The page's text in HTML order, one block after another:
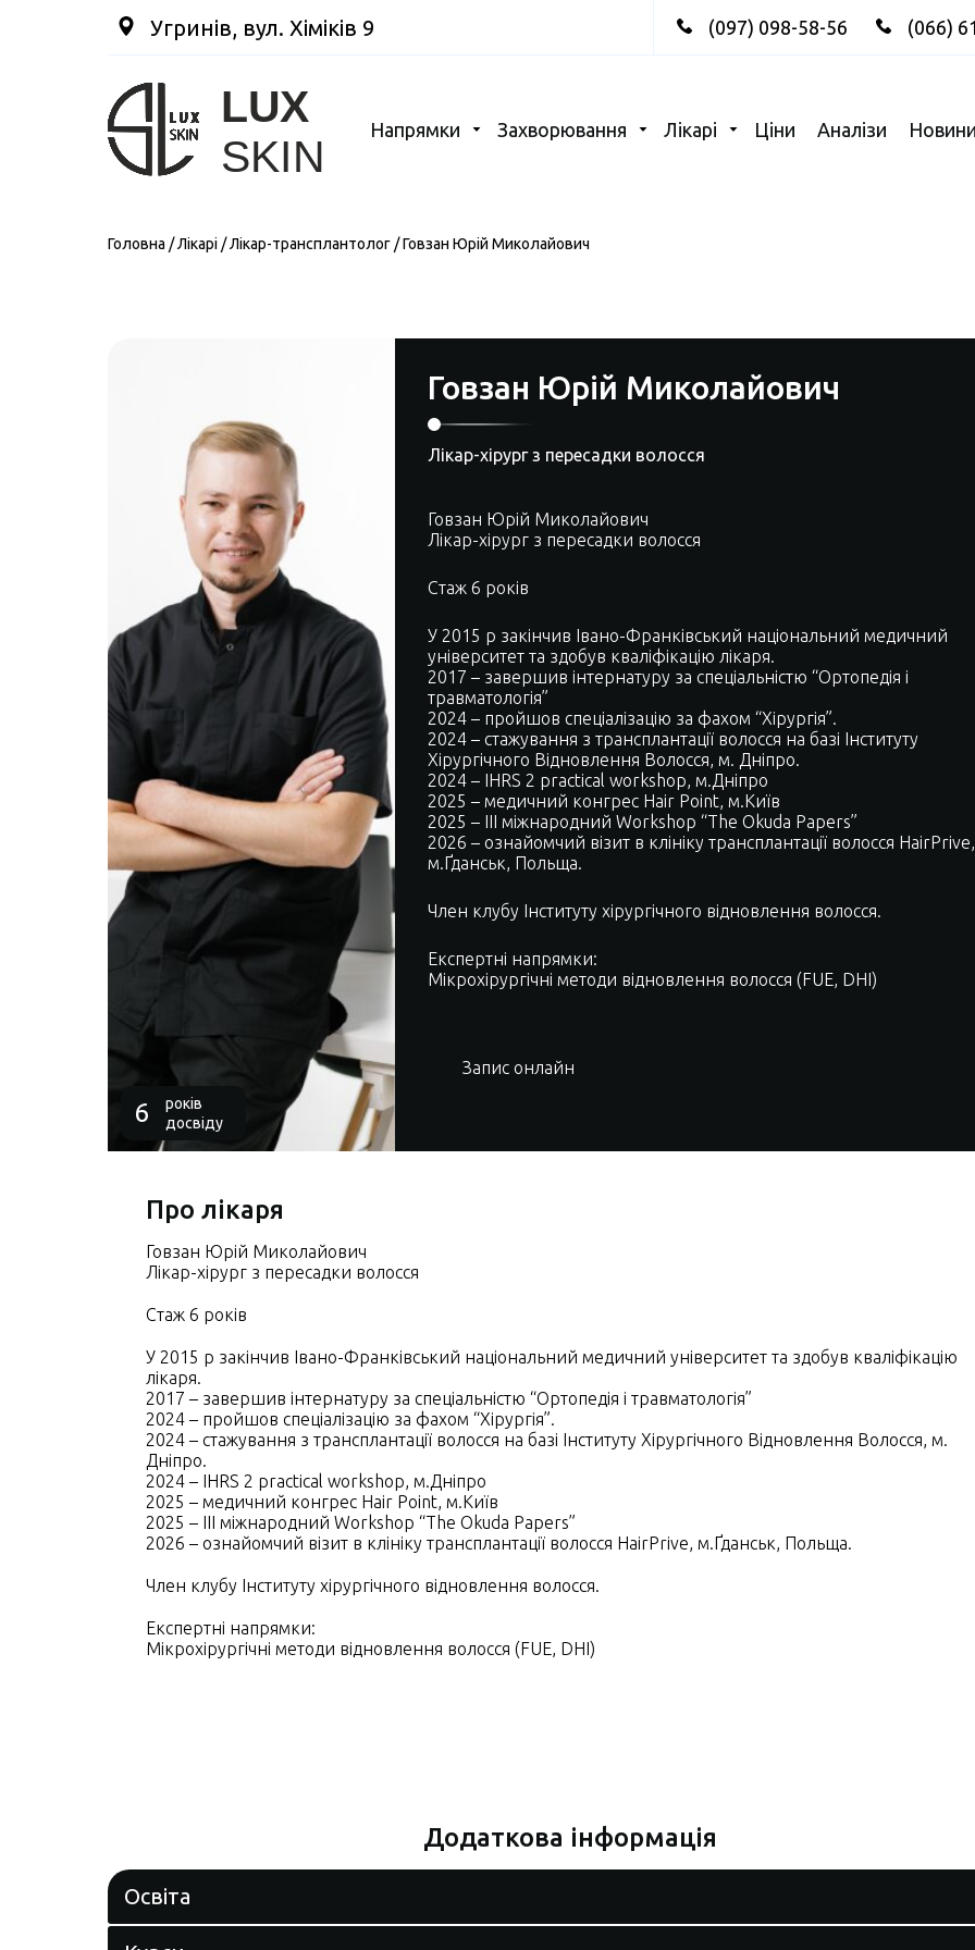
Угринів, вул. Хіміків 9 (097) 098-58-56 (066)
Напрямки Захворювання Лікарі Ціни Аналізи
Головна /Лікарі/Лікар-трансплантолог/Говзан Юрій Миколайович
6
років
досвіду
Говзан Юрій Миколайович
Лікар-хірург з пересадки волосся
Говзан Юрій Миколайович
Лікар-хірург з пересадки волосся
Стаж 6 років
У 2015 р закінчив Івано-Франківський національний медичний
університет та здобув кваліфікацію лікаря.
2017 – завершив інтернатуру за спеціальністю “Ортопедія і
травматологія”
2024 – пройшов спеціалізацію за фахом “Хірургія”.
2024 – стажування з трансплантації волосся на базі Iнституту
Хірургічного Відновлення Волосся, м. Дніпро.
2024 – IHRS 2 practical workshop, м.Дніпро
2025 – медичний конгрес Hair Point, м.Київ
2025 – III міжнародний Workshop “The Okuda Papers”
2026 – ознайомчий візит в клініку трансплантації волосся HairPrive,
м.Ґданськ, Польща.
Член клубу Інституту хірургічного відновлення волосся.
Експертні напрямки:
Мікрохірургічні методи відновлення волосся (FUE, DHI)
Запис онлайн
Про лікаря
Говзан Юрій Миколайович
Лікар-хірург з пересадки волосся
Стаж 6 років
У 2015 р закінчив Івано-Франківський національний медичний університет та здобув кваліфікацію
лікаря.
2017 – завершив інтернатуру за спеціальністю “Ортопедія і травматологія”
2024 – пройшов спеціалізацію за фахом “Хірургія”.
2024 – стажування з трансплантації волосся на базі Iнституту Хірургічного Відновлення Волосся, м.
Дніпро.
2024 – IHRS 2 practical workshop, м.Дніпро
2025 – медичний конгрес Hair Point, м.Київ
2025 – III міжнародний Workshop “The Okuda Papers”
2026 – ознайомчий візит в клініку трансплантації волосся HairPrive, м.Ґданськ, Польща.
Член клубу Інституту хірургічного відновлення волосся.
Експертні напрямки:
Мікрохірургічні методи відновлення волосся (FUE, DHI)
Додаткова інформація
Освіта